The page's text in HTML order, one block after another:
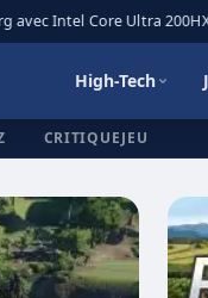
Intel Core Ultra 200HX et
High-Tech
CRITIQUEJEU